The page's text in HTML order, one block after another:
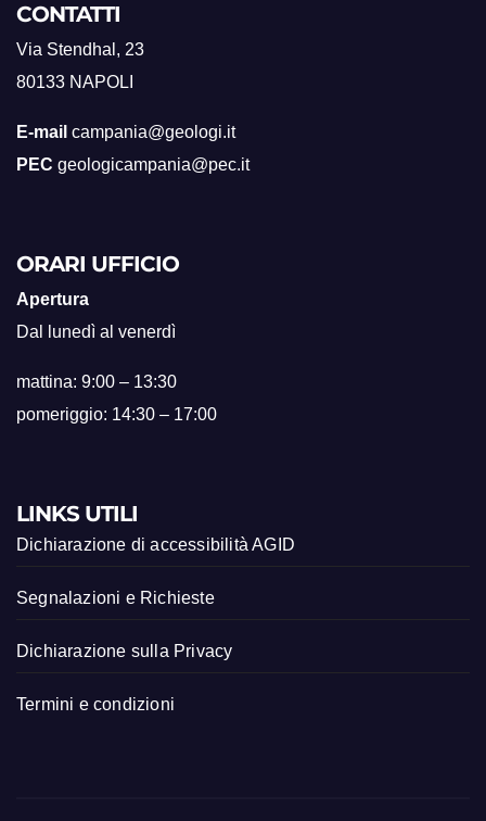
CONTATTI
Via Stendhal, 23
80133 NAPOLI
E-mail campania@geologi.it
PEC geologicampania@pec.it
ORARI UFFICIO
Apertura
Dal lunedì al venerdì
mattina: 9:00 – 13:30
pomeriggio: 14:30 – 17:00
LINKS UTILI
Dichiarazione di accessibilità AGID
Segnalazioni e Richieste
Dichiarazione sulla Privacy
Termini e condizioni